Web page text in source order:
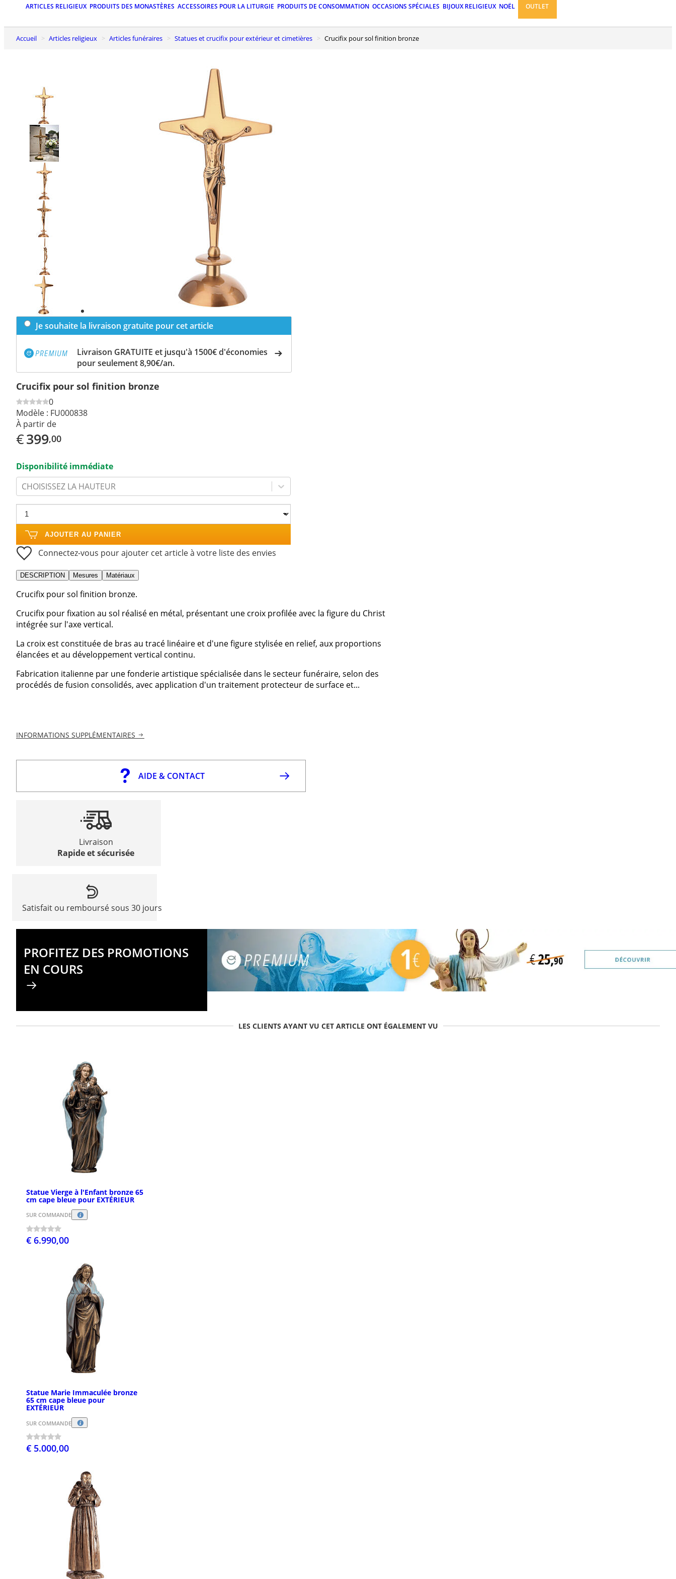
ARTICLES RELIGIEUX PRODUITS DES MONASTÈRES ACCESSOIRES POUR LA LITURGIE PRODUITS DE CONSOMMATION OCCASIONS SPÉCIALES BIJOUX RELIGIEUX NOËL OUTLET
Accueil Articles religieux Articles funéraires Statues et crucifix pour extérieur et cimetières Crucifix pour sol finition bronze
Previous
slide
Next
slide
Je souhaite la livraison gratuite pour cet article
Livraison GRATUITE et jusqu'à 1500€ d'économies
pour seulement 8,90€/an.
Crucifix pour sol finition bronze
0
Modèle : FU000838
À partir de
€399,00
Disponibilité immédiate
CHOISISSEZ LA HAUTEUR
AJOUTER AU PANIER
Connectez-vous pour ajouter cet article à votre liste des envies
DESCRIPTION Mesures Matériaux
Crucifix pour sol finition bronze.
Crucifix pour fixation au sol réalisé en métal, présentant une croix profilée avec la figure du Christ
intégrée sur l'axe vertical.
La croix est constituée de bras au tracé linéaire et d'une figure stylisée en relief, aux proportions
élancées et au développement vertical continu.
Fabrication italienne par une fonderie artistique spécialisée dans le secteur funéraire, selon des
procédés de fusion consolidés, avec application d'un traitement protecteur de surface et...
INFORMATIONS SUPPLÉMENTAIRES
AIDE & CONTACT
Livraison
Rapide et sécurisée
Satisfait ou remboursé sous 30 jours
PROFITEZ DES PROMOTIONS
EN COURS
LES CLIENTS AYANT VU CET ARTICLE ONT ÉGALEMENT VU
Statue Vierge à l'Enfant bronze 65
cm cape bleue pour EXTÉRIEUR
SUR COMMANDE
€ 6.990,00
Statue Marie Immaculée bronze
65 cm cape bleue pour
EXTÉRIEUR
SUR COMMANDE
€ 5.000,00